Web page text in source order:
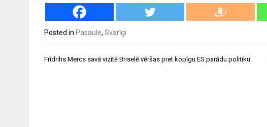
Posted in Pasaule, Svarīgi
Ziņu
Frīdrihs Mercs savā vizītē Briselē vēršas pret kopīgu ES parādu politiku